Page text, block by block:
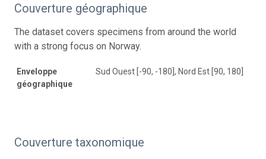
Couverture géographique
The dataset covers specimens from around the world
with a strong focus on Norway.
Enveloppe
géographique
Sud Ouest [-90, -180], Nord Est [90, 180]
Couverture taxonomique